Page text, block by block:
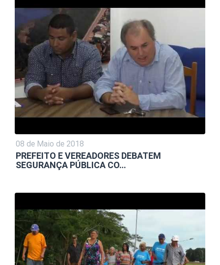
08 de Maio de 2018
PREFEITO E VEREADORES DEBATEM
SEGURANÇA PÚBLICA CO…